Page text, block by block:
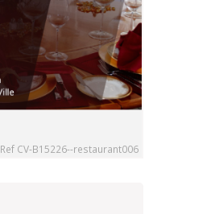
Ref CV-B15226--restaurant006